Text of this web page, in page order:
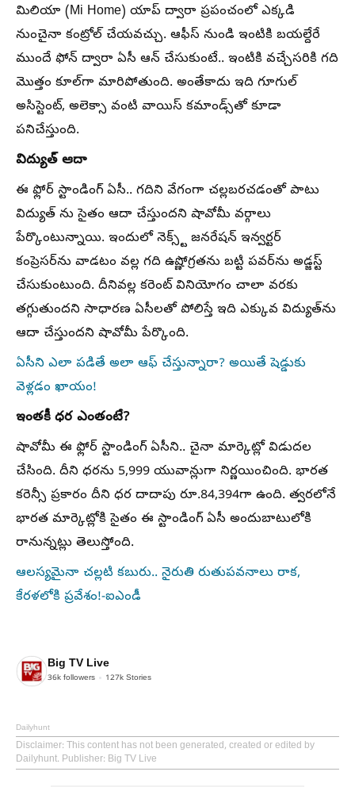
మిలియా (Mi Home) యాప్ ద్వారా ప్రపంచంలో ఎక్కడి
నుంచైనా కంట్రోల్ చేయవచ్చు. ఆఫీస్ నుండి ఇంటికి బయల్దేరే
ముందే ఫోన్ ద్వారా ఏసీ ఆన్ చేసుకుంటే.. ఇంటికి వచ్చేసరికి గది
మొత్తం కూల్‌గా మారిపోతుంది. అంతేకాదు ఇది గూగుల్
అసిస్టెంట్, అలెక్సా వంటి వాయిస్ కమాండ్స్‌తో కూడా
పనిచేస్తుంది.
విద్యుత్ ఆదా
ఈ ఫ్లోర్ స్టాండింగ్ ఏసీ.. గదిని వేగంగా చల్లబరచడంతో పాటు
విద్యుత్ ను సైతం ఆదా చేస్తుందని షావోమీ వర్గాలు
పేర్కొంటున్నాయి. ఇందులో నెక్స్ట్ జనరేషన్ ఇన్వర్టర్
కంప్రెసర్‌ను వాడటం వల్ల గది ఉష్ణోగ్రతను బట్టి పవర్‌ను అడ్జస్ట్
చేసుకుంటుంది. దీనివల్ల కరెంట్ వినియోగం చాలా వరకు
తగ్గుతుందని సాధారణ ఏసీలతో పోలిస్తే ఇది ఎక్కువ విద్యుత్‌ను
ఆదా చేస్తుందని షావోమీ పేర్కొంది.
ఏసీని ఎలా పడితే అలా ఆఫ్ చేస్తున్నారా? అయితే షెడ్డుకు
వెళ్లడం ఖాయం!
ఇంతకీ ధర ఎంతంటే?
షావోమీ ఈ ఫ్లోర్ స్టాండింగ్ ఏసీని.. చైనా మార్కెట్లో విడుదల
చేసింది. దీని ధరను 5,999 యువాన్లుగా నిర్ణయించింది. భారత
కరెన్సీ ప్రకారం దీని ధర దాదాపు రూ.84,394గా ఉంది. త్వరలోనే
భారత మార్కెట్లోకి సైతం ఈ స్టాండింగ్ ఏసీ అందుబాటులోకి
రానున్నట్లు తెలుస్తోంది.
ఆలస్యమైనా చల్లటి కబురు.. నైరుతి రుతుపవనాలు రాక,
కేరళలోకి ప్రవేశం!-ఐఎండీ
Big TV Live
36k followers 127k Stories
Dailyhunt
Disclaimer: This content has not been generated, created or edited by
Dailyhunt. Publisher: Big TV Live